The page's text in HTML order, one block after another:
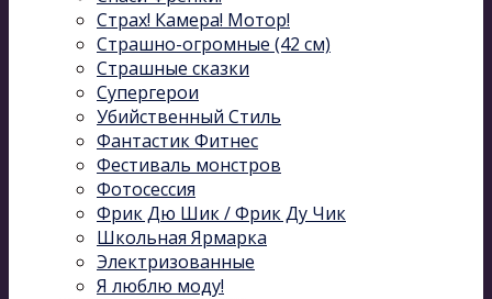
Страх! Камера! Мотор!
Страшно-огромные (42 см)
Страшные сказки
Супергерои
Убийственный Стиль
Фантастик Фитнес
Фестиваль монстров
Фотосессия
Фрик Дю Шик / Фрик Ду Чик
Школьная Ярмарка
Электризованные
Я люблю моду!